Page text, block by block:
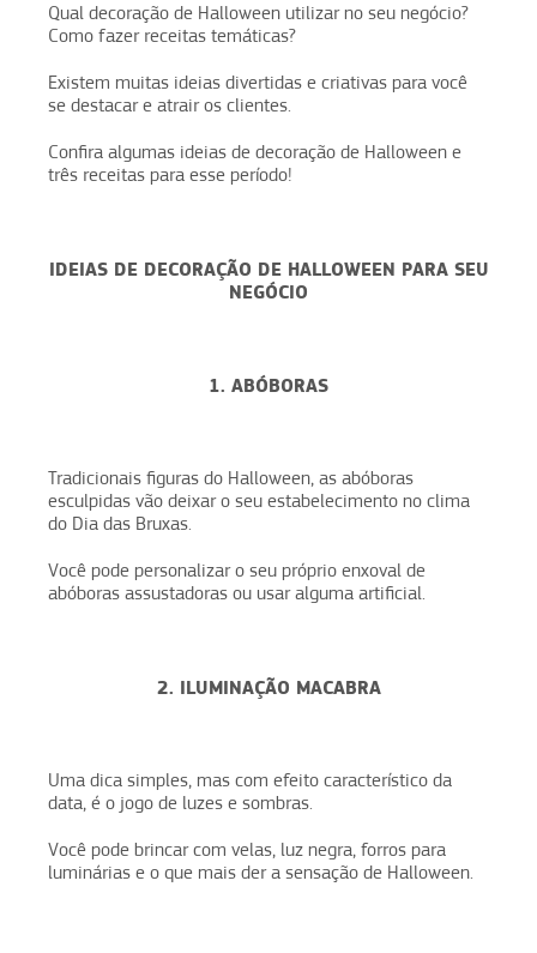
Qual decoração de Halloween utilizar no seu negócio?
Como fazer receitas temáticas?
Existem muitas ideias divertidas e criativas para você
se destacar e atrair os clientes.
Confira algumas ideias de decoração de Halloween e
três receitas para esse período!
IDEIAS DE DECORAÇÃO DE HALLOWEEN PARA SEU
NEGÓCIO
1. ABÓBORAS
Tradicionais figuras do Halloween, as abóboras
esculpidas vão deixar o seu estabelecimento no clima
do Dia das Bruxas.
Você pode personalizar o seu próprio enxoval de
abóboras assustadoras ou usar alguma artificial.
2. ILUMINAÇÃO MACABRA
Uma dica simples, mas com efeito característico da
data, é o jogo de luzes e sombras.
Você pode brincar com velas, luz negra, forros para
luminárias e o que mais der a sensação de Halloween.